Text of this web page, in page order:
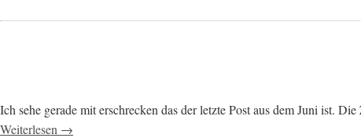
Ich sehe gerade mit erschrecken das der letzte Post aus dem Juni ist.
Weiterlesen →